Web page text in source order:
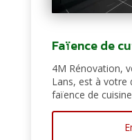
Faïence de
4M Rénovation,
Lans, est à votre
faïence de